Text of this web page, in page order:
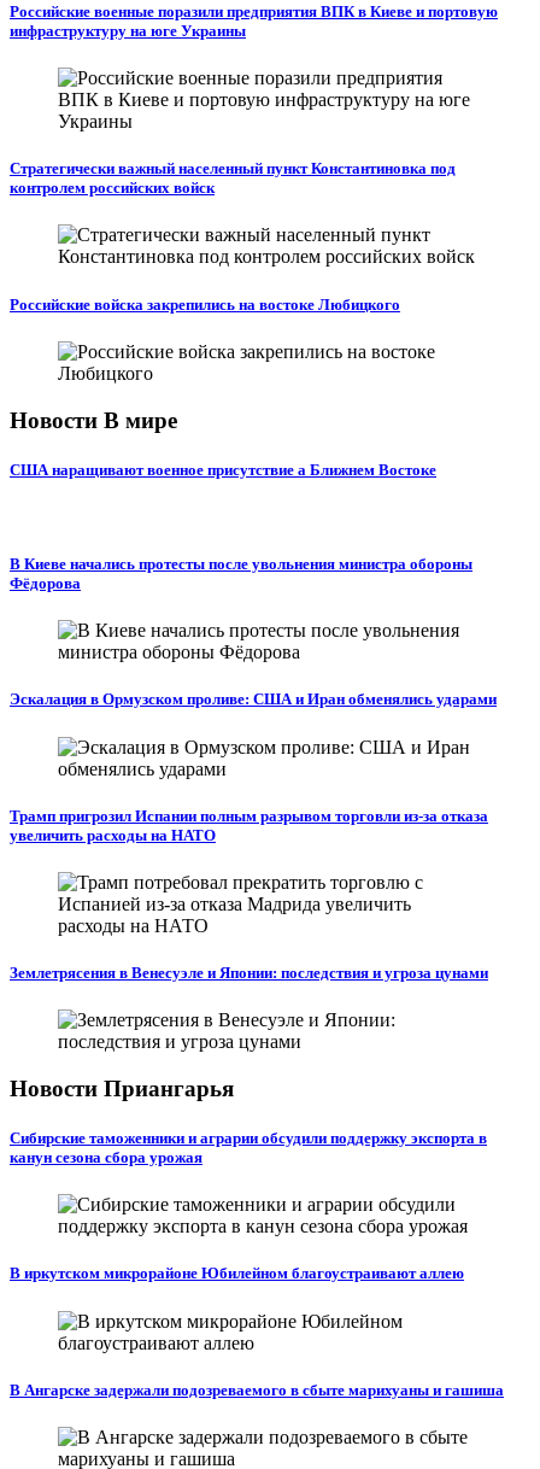
Российские военные поразили предприятия ВПК в Киеве и портовую
инфраструктуру на юге Украины
Стратегически важный населенный пункт Константиновка под
контролем российских войск
Российские войска закрепились на востоке Любицкого
Новости В мире
США наращивают военное присутствие а Ближнем Востоке
В Киеве начались протесты после увольнения министра обороны
Фёдорова
Эскалация в Ормузском проливе: США и Иран обменялись ударами
Трамп пригрозил Испании полным разрывом торговли из‑за отказа
увеличить расходы на НАТО
Землетрясения в Венесуэле и Японии: последствия и угроза цунами
Новости Приангарья
Сибирские таможенники и аграрии обсудили поддержку экспорта в
канун сезона сбора урожая
В иркутском микрорайоне Юбилейном благоустраивают аллею
В Ангарске задержали подозреваемого в сбыте марихуаны и гашиша